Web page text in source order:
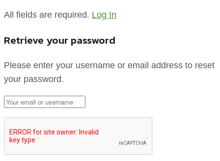
All fields are required. Log In
Retrieve your password
Please enter your username or email address to reset
your password.